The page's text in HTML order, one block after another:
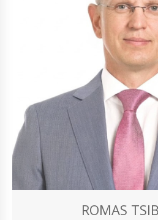
ROMAS